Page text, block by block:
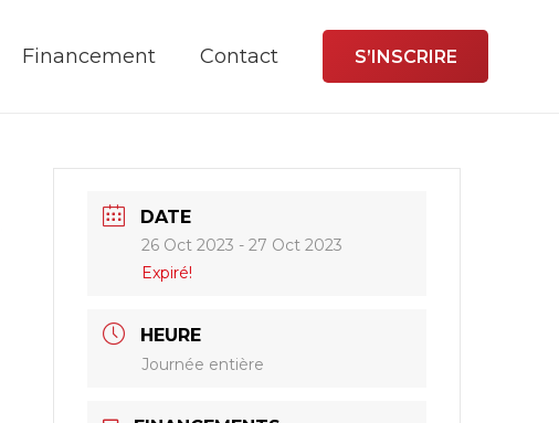
Financement Contact S’INSCRIRE
DATE
26 Oct 2023 - 27 Oct 2023
Expiré!
HEURE
Journée entière